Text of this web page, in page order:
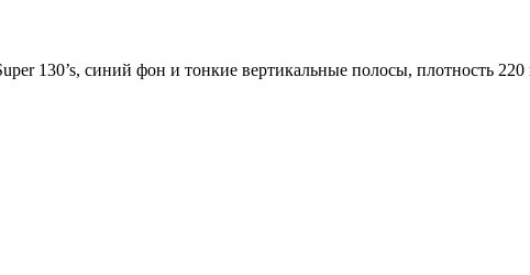
130’s, синий фон и тонкие вертикальные полосы, плотность 220